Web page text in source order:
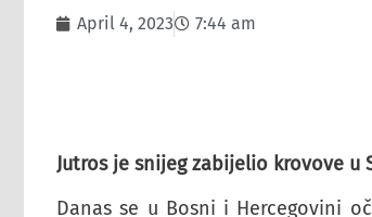
April 4, 2023 7:44 am
Jutros je snijeg zabijelio krovove u
Danas se u Bosni i Hercegovini